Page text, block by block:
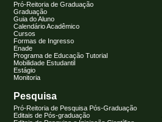
Pró-Reitoria de Graduação
Graduação
Guia do Aluno
Calendário Acadêmico
Cursos
Formas de Ingresso
Enade
Programa de Educação Tutorial
Mobilidade Estudantil
Estágio
Monitoria
Pesquisa
Pró-Reitoria de Pesquisa Pós-Graduação
Editais de Pós-graduação